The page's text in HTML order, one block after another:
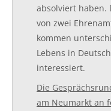
absolviert haben.
von zwei
kommen
Lebens in
interessiert.
Die
am Neumarkt an